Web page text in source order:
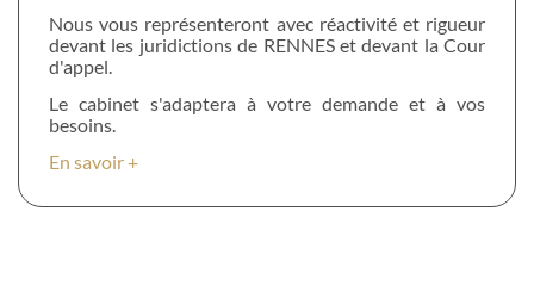
Nous vous représenteront avec réactivité et rigueur
devant les juridictions de RENNES et devant la Cour
d'appel.
Le cabinet s'adaptera à votre demande et à vos
besoins.
En savoir +